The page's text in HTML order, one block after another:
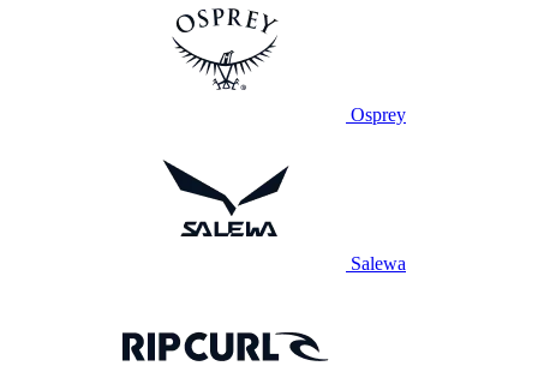
Osprey
Salewa